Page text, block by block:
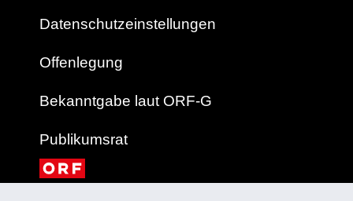
Datenschutzeinstellungen
Offenlegung
Bekanntgabe laut ORF-G
Publikumsrat